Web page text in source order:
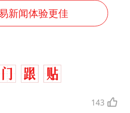
新闻体验更佳
143